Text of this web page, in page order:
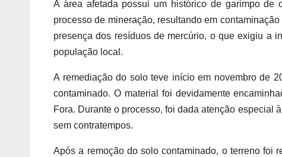
A área afetada possui um histórico de garimpo
processo de mineração, resultando em
presença dos resíduos de mercúrio, o que exigiu a
população local.
A remediação do solo teve início em novembro de
contaminado. O material foi devidamente
Fora. Durante o processo, foi dada atenção especial
sem contratempos.
Após a remoção do solo contaminado, o terreno foi